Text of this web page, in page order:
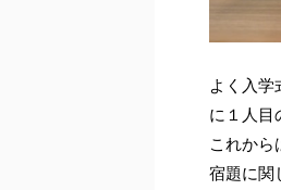
よく入
に１人目
これから
宿題に関